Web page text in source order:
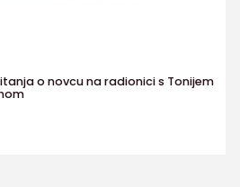
o novcu na radionici s Tonijem